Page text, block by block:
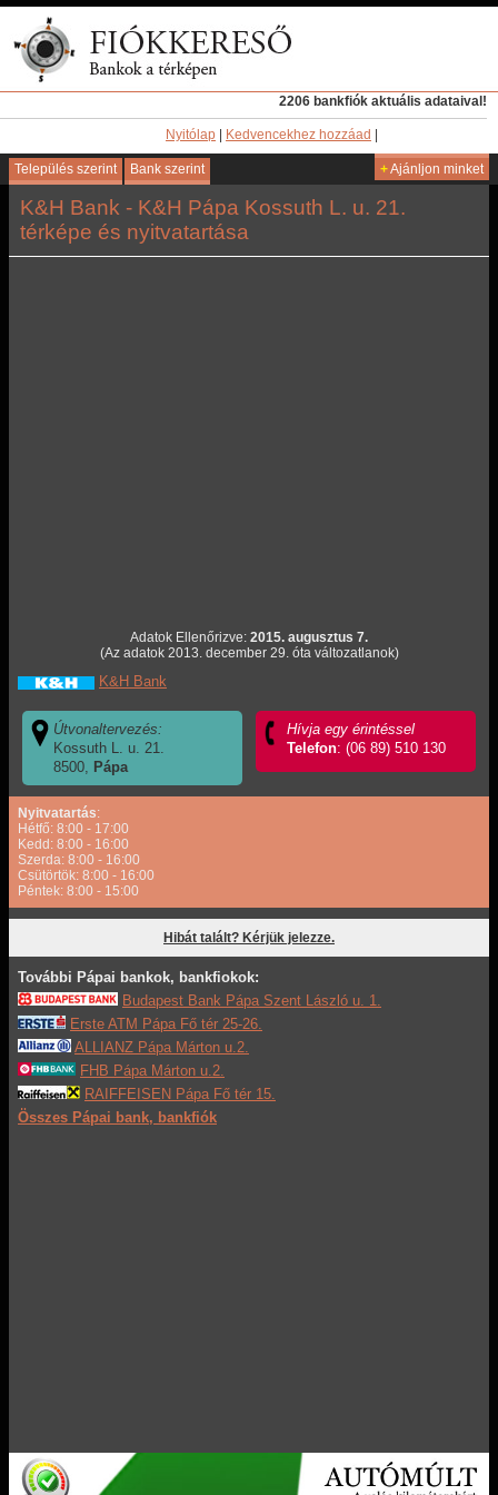
2206 bankfiók aktuális adataival!
Nyitólap Kedvencekhez hozzáad
Település szerint Bank szerint +Ajánljon minket
K&H Bank - K&H Pápa Kossuth L. u. 21.
térképe és nyitvatartása
Adatok Ellenőrizve: 2015. augusztus 7.
(Az adatok 2013. december 29. óta változatlanok)
K&H Bank
Útvonaltervezés:
Kossuth L. u. 21.
8500, Pápa
Hívja egy érintéssel
Telefon: (06 89) 510 130
Nyitvatartás:
Hétfő: 8:00 - 17:00
Kedd: 8:00 - 16:00
Szerda: 8:00 - 16:00
Csütörtök: 8:00 - 16:00
Péntek: 8:00 - 15:00
Hibát talált? Kérjük jelezze.
További Pápai bankok, bankfiokok:
Budapest Bank Pápa Szent László u. 1.
Erste ATM Pápa Fő tér 25-26.
ALLIANZ Pápa Márton u.2.
FHB Pápa Márton u.2.
RAIFFEISEN Pápa Fő tér 15.
Összes Pápai bank, bankfiók